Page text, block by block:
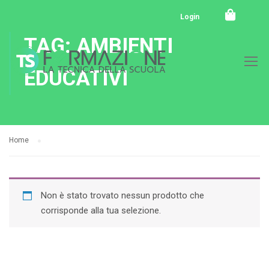
Login
TAG: AMBIENTI
EDUCATIVI
Home
Non è stato trovato nessun prodotto che
corrisponde alla tua selezione.